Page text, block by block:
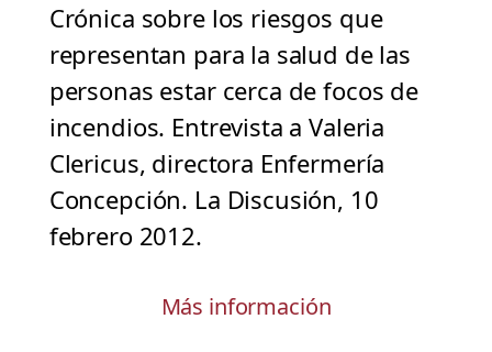
Crónica sobre los riesgos que
representan para la salud de las
personas estar cerca de focos de
incendios. Entrevista a Valeria
Clericus, directora Enfermería
Concepción. La Discusión, 10
febrero 2012.
Más información